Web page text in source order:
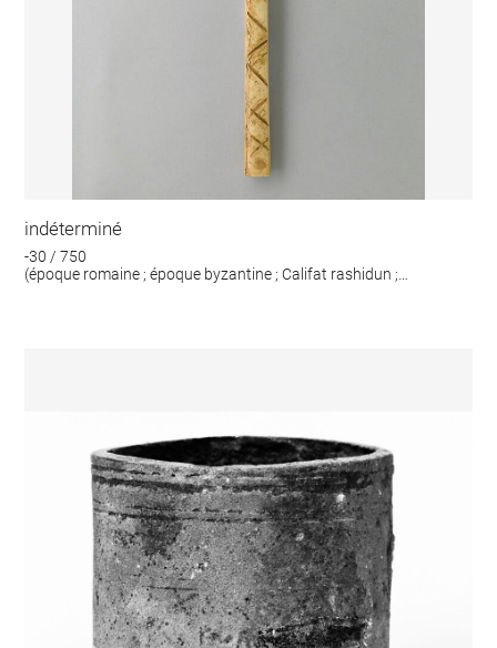
indéterminé
-30 / 750
(époque romaine ; époque byzantine ; Califat rashidun ;